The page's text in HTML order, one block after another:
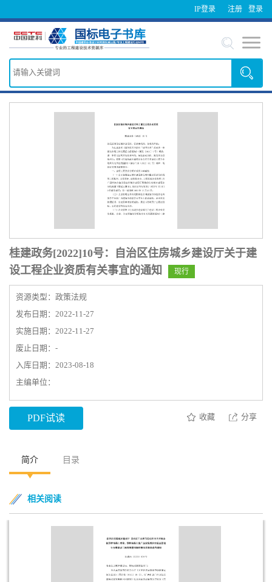
IP登录 登录
注册
桂建政务[2022]10号：自治区住房城乡建设厅关于建
设工程企业资质有关事宜的通知
现行
资源类型：政策法规
发布日期：2022-11-27
实施日期：2022-11-27
废止日期：-
入库日期：2023-08-18
主编单位：
PDF试读 收藏 分享
简介 目录
相关阅读